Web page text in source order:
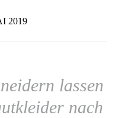
2019
lassen
nach